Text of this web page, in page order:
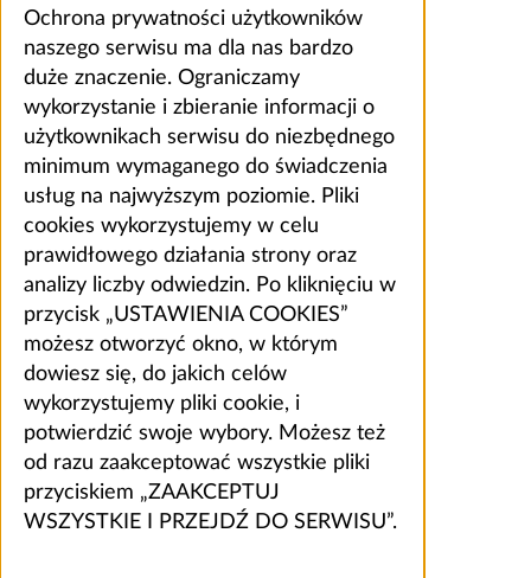
Ochrona prywatności użytkowników
naszego serwisu ma dla nas bardzo
duże znaczenie. Ograniczamy
wykorzystanie i zbieranie informacji o
użytkownikach serwisu do niezbędnego
minimum wymaganego do świadczenia
usług na najwyższym poziomie. Pliki
cookies wykorzystujemy w celu
prawidłowego działania strony oraz
analizy liczby odwiedzin. Po kliknięciu w
przycisk „USTAWIENIA COOKIES”
możesz otworzyć okno, w którym
dowiesz się, do jakich celów
wykorzystujemy pliki cookie, i
potwierdzić swoje wybory. Możesz też
od razu zaakceptować wszystkie pliki
przyciskiem „ZAAKCEPTUJ
WSZYSTKIE I PRZEJDŹ DO SERWISU”.